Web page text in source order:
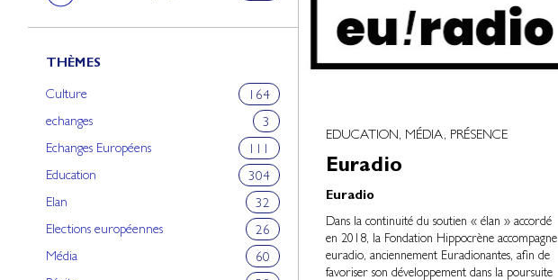
THÈMES
Culture
164
echanges
3
Echanges Européens
111
Education
304
Elan
32
Elections européennes
26
Média
60
EDUCATION, MÉDIA, PRÉSENCE
Euradio
Euradio
Dans la continuité du soutien « élan » accordé
en 2018, la Fondation Hippocrène accompagne
euradio, anciennement Euradionantes, afin de
favoriser son développement dans la poursuite